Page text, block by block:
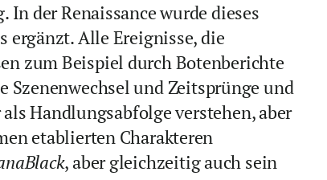
der Renaissance wurde dieses
ergänzt. Alle Ereignisse, die
zum Beispiel durch Botenberichte
und Zeitsprünge und
Handlungsabfolge verstehen, aber
etablierten Charakteren
, aber gleichzeitig auch sein